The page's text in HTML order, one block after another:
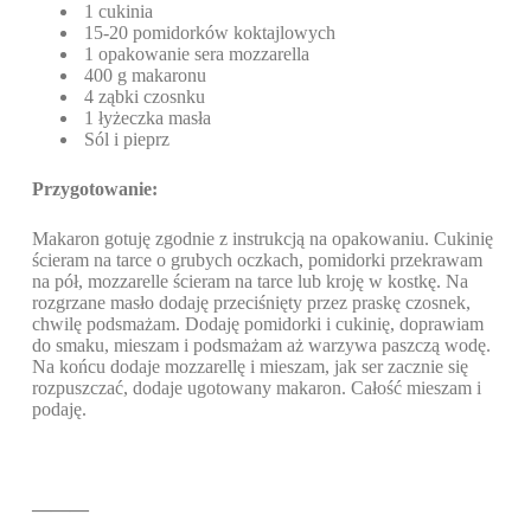
1 cukinia
15-20 pomidorków koktajlowych
1 opakowanie sera mozzarella
400 g makaronu
4 ząbki czosnku
1 łyżeczka masła
Sól i pieprz
Przygotowanie:
Makaron gotuję zgodnie z instrukcją na opakowaniu. Cukinię
ścieram na tarce o grubych oczkach, pomidorki przekrawam
na pół, mozzarelle ścieram na tarce lub kroję w kostkę. Na
rozgrzane masło dodaję przeciśnięty przez praskę czosnek,
chwilę podsmażam. Dodaję pomidorki i cukinię, doprawiam
do smaku, mieszam i podsmażam aż warzywa paszczą wodę.
Na końcu dodaje mozzarellę i mieszam, jak ser zacznie się
rozpuszczać, dodaje ugotowany makaron. Całość mieszam i
podaję.
———